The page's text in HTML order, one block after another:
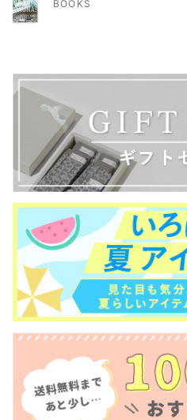
BOOKS